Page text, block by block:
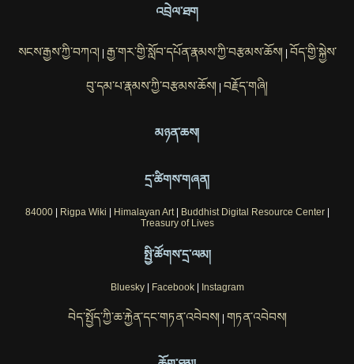
འབྲེལ་ཐག
སངས་རྒྱས་ཀྱི་བཀའ། རྒྱ་གར་གྱི་སློབ་དཔོན་རྣམས་ཀྱི་བརྩམས་ཆོས། བོད་གྱི་སྐྱེས་
བུ་དམ་པ་རྣམས་ཀྱི་བརྩམས་ཆོས། བརྗོད་གཞི།
མཉན་ཆས།
དྲ་ཚིགས་གཞན།
84000| Rigpa Wiki Himalayan Art| Buddhist Digital Resource Center|
Treasury of Lives
སྤྱི་ཚོགས་དྲ་ལམ།
Bluesky| Facebook| Instagram
བེད་སྤྱོད་ཀྱི་ཆ་རྐྱེན་དང་གཏན་འབེབས། གཏན་འབེབས།